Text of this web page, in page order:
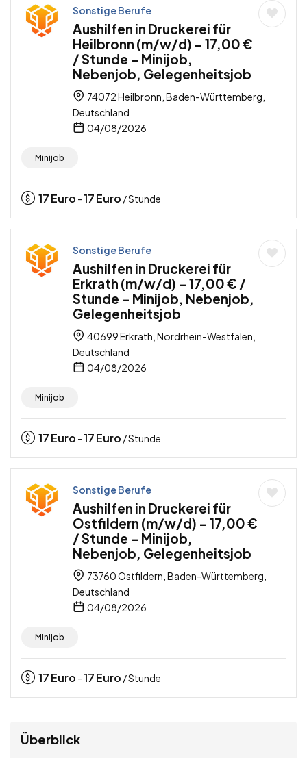
Sonstige Berufe
Aushilfen in Druckerei für
Heilbronn (m/w/d) – 17,00 €
/ Stunde – Minijob,
Nebenjob, Gelegenheitsjob
74072 Heilbronn, Baden-Württemberg,
Deutschland
04/08/2026
Minijob
17Euro -17Euro / Stunde
Sonstige Berufe
Aushilfen in Druckerei für
Erkrath (m/w/d) – 17,00 € /
Stunde – Minijob, Nebenjob,
Gelegenheitsjob
40699 Erkrath, Nordrhein-Westfalen,
Deutschland
04/08/2026
Minijob
17Euro -17Euro / Stunde
Sonstige Berufe
Aushilfen in Druckerei für
Ostfildern (m/w/d) – 17,00 €
/ Stunde – Minijob,
Nebenjob, Gelegenheitsjob
73760 Ostfildern, Baden-Württemberg,
Deutschland
04/08/2026
Minijob
17Euro -17Euro / Stunde
Überblick